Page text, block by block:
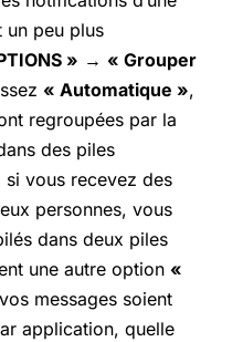
un peu plus
» → « Grouper
« Automatique »,
regroupées par la
des piles
vous recevez des
personnes, vous
dans deux piles
une autre option «
messages soient
application, quelle